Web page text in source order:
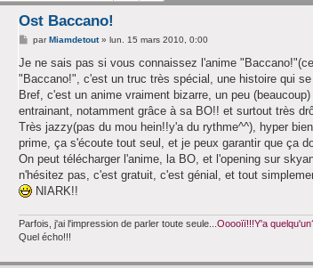
Ost Baccano!
M
s
a
g
parMiamdetout» lun. 15 mars 2010, 0:00
Je ne sais pas si vous connaissez l'anime
"Baccano!", c'est un truc très spécial, une histoire qui
Bref, c'est un anime vraiment bizarre, un peu
entrainant, notamment grâce à sa BO!! et surtout très
Très jazzy(pas du mou hein!!y'a du rythme^^), hyper
prime, ça s'écoute tout seul, et je peux garantir que ça
On peut télécharger l'anime, la BO, et l'opening sur
n'hésitez pas, c'est gratuit, c'est génial, et tout
NIARK!!
Parfois, j'ai l'impression de parler toute seule... Ooooïï!!!Y'a
Quel écho!!!